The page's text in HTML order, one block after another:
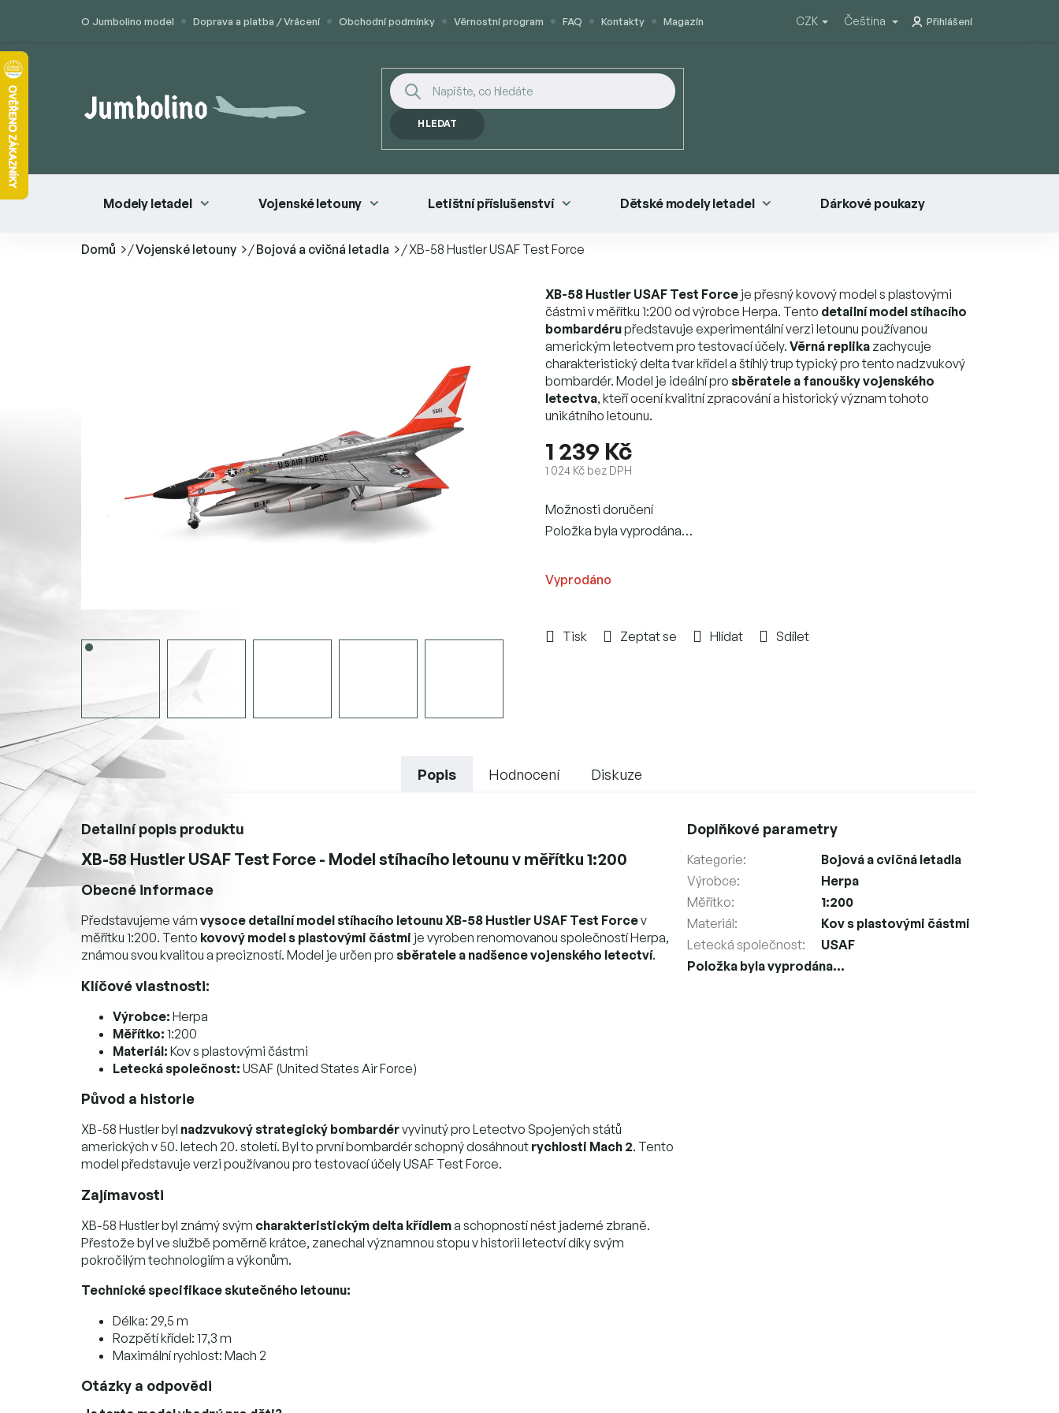
O Jumbolino model Doprava a platba / Vrácení Obchodní podmínky Věrnostní program FAQ Kontakty Magazín CZK Čeština Přihlášení
HLEDAT
Modely letadel Vojenské letouny Letištní příslušenství Dětské modely letadel Dárkové poukazy
Domů /Vojenské letouny /Bojová a cvičná letadla /XB-58 Hustler USAF Test Force
1 239 Kč
1 024 Kč bez DPH
cena:
Vyprodáno
Možnosti doručení
Položka byla vyprodána…
XB-58 Hustler USAF Test Force je přesný kovový model s plastovými
částmi v měřítku 1:200 od výrobce Herpa. Tento detailní model stíhacího
bombardérupředstavuje experimentální verzi letounu používanou
americkým letectvem pro testovací účely. Věrná replika zachycuje
charakteristický delta tvar křídel a štíhlý trup typický pro tento nadzvukový
bombardér. Model je ideální pro sběratele a fanoušky vojenského
letectva, kteří ocení kvalitní zpracování a historický význam tohoto
unikátního letounu.
Tisk Zeptat se Hlídat Sdílet
Popis Hodnocení Diskuze
Detailní popis produktu
XB-58 Hustler USAF Test Force - Model stíhacího letounu v měřítku 1:200
Obecné informace
Představujeme vám vysoce detailní model stíhacího letounu XB-58 Hustler USAF Test Forcev
měřítku 1:200. Tento kovový model s plastovými částmi je vyroben renomovanou společností Herpa,
známou svou kvalitou a precizností. Model je určen pro sběratele a nadšence vojenského letectví.
Klíčové vlastnosti:
Výrobce: Herpa
Měřítko: 1:200
Materiál: Kov s plastovými částmi
Letecká společnost: USAF (United States Air Force)
Původ a historie
XB-58 Hustler byl nadzvukový strategický bombardérvyvinutý pro Letectvo Spojených států
amerických v 50. letech 20. století. Byl to první bombardér schopný dosáhnout rychlosti Mach 2. Tento
model představuje verzi používanou pro testovací účely USAF Test Force.
Zajímavosti
XB-58 Hustler byl známý svým charakteristickým delta křídlema schopností nést jaderné zbraně.
Přestože byl ve službě poměrně krátce, zanechal významnou stopu v historii letectví díky svým
pokročilým technologiím a výkonům.
Technické specifikace skutečného letounu:
Délka: 29,5 m
Rozpětí křídel: 17,3 m
Maximální rychlost: Mach 2
Otázky a odpovědi
Doplňkové parametry
Kategorie:
Bojová a cvičná letadla
Výrobce:
Herpa
Měřítko:
1:200
Materiál:
Kov s plastovými částmi
Letecká společnost:
USAF
Položka byla vyprodána…